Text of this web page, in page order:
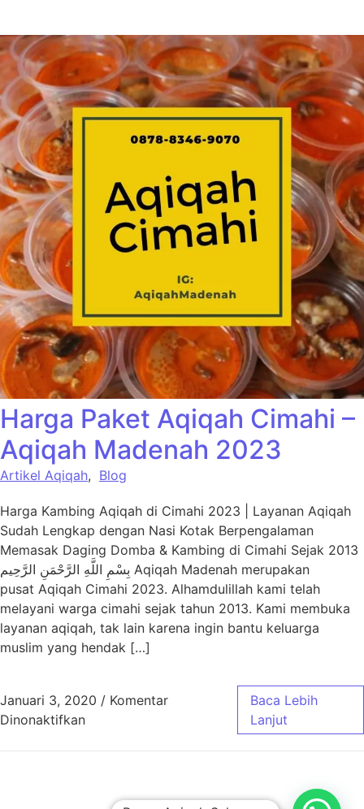
Harga Paket Aqiqah Cimahi –
Aqiqah Madenah 2023
Artikel Aqiqah, Blog
Harga Kambing Aqiqah di Cimahi 2023 | Layanan Aqiqah
Sudah Lengkap dengan Nasi Kotak Berpengalaman
Memasak Daging Domba & Kambing di Cimahi Sejak 2013
بِسْمِ اللَّهِ الرَّحْمَنِ الرَّحِيم Aqiqah Madenah merupakan
pusat Aqiqah Cimahi 2023. Alhamdulillah kami telah
melayani warga cimahi sejak tahun 2013. Kami membuka
layanan aqiqah, tak lain karena ingin bantu keluarga
muslim yang hendak […]
Januari 3, 2020 / Komentar
Dinonaktifkanpada Harga Paket Aqiqah Cimahi – Aqiqah
Baca Lebih
Lanjut